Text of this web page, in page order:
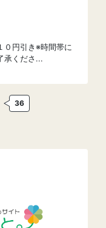
０円引き※時間帯に
承くださ...
36